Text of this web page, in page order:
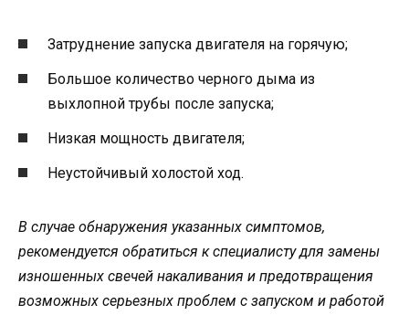
Затруднение запуска двигателя на горячую;
Большое количество черного дыма из
выхлопной трубы после запуска;
Низкая мощность двигателя;
Неустойчивый холостой ход.
В случае обнаружения указанных симптомов,
рекомендуется обратиться к специалисту для замены
изношенных свечей накаливания и предотвращения
возможных серьезных проблем с запуском и работой